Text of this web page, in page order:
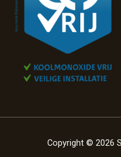
Copyright © 2026